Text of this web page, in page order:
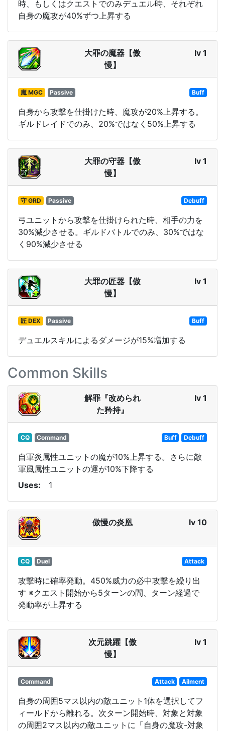
時、もしくはクエストでのみデュエル時、それぞれ
自身の魔攻が40%ずつ上昇する
大罪の魔器【傲
慢】
lv 1
魔 MGC Passive Buff
自身から攻撃を仕掛けた時、魔攻が20%上昇する。
ギルドレイドでのみ、20%ではなく50%上昇する
大罪の守器【傲
慢】
lv 1
守 GRD Passive Debuff
弓ユニットから攻撃を仕掛けられた時、相手の力を
30%減少させる。ギルドバトルでのみ、30%ではな
く90%減少させる
大罪の匠器【傲
慢】
lv 1
匠 DEX Passive Buff
デュエルスキルによるダメージが15%増加する
Common Skills
解罪『改められ
た矜持』
lv 1
CQ Command Buff Debuff
自軍炎属性ユニットの魔が10%上昇する。さらに敵
軍風属性ユニットの運が10%下降する
Uses
1
傲慢の炎凰 lv 10
CQ Duel Attack
攻撃時に確率発動。450%威力の必中攻撃を繰り出
す ※クエスト開始から5ターンの間、ターン経過で
発動率が上昇する
次元跳躍【傲
慢】
lv 1
Command Attack Ailment
自身の周囲5マス以内の敵ユニット1体を選択してフ
ィールドから離れる。次ターン開始時、対象と対象
の周囲2マス以内の敵ユニットに「自身の魔攻-対象